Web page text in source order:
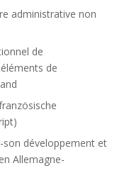
administrative non
de
de
son développement et
Allemagne-